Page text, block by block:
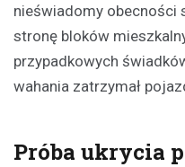
nieświadomy obecności
stronę bloków
przypadkowych
wahania zatrzymał
Próba ukrycia